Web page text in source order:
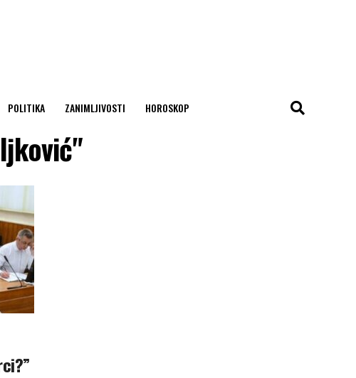
POLITIKA ZANIMLJIVOSTI HOROSKOP